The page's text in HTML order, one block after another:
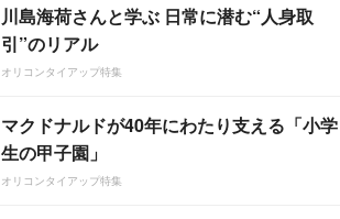
川島海荷さんと学ぶ 日常に潜む“人身取
引”のリアル
オリコンタイアップ特集
マクドナルドが40年にわたり支える「小学
生の甲子園」
オリコンタイアップ特集